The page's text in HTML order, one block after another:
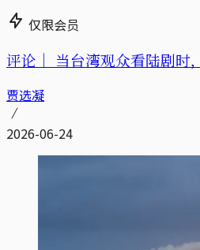
仅限会员
评论｜ 当台湾观众看陆剧时
贾选凝
2026-06-24